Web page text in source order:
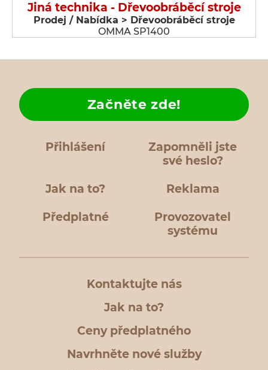
Jiná technika - Dřevoobráběcí stroje
Prodej / Nabídka > Dřevoobráběcí stroje
OMMA SP1400
Přihlášení
Zapomněli jste
své heslo?
Jak na to?
Začněte zde!
Reklama
Předplatné
Provozovatel
systému
Kontaktujte nás
Jak na to?
Ceny předplatného
Navrhněte nové služby